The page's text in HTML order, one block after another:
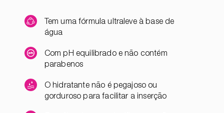
Tem uma fórmula ultraleve à base de
água
Com pH equilibrado e não contém
parabenos
O hidratante não é pegajoso ou
gorduroso para facilitar a inserção